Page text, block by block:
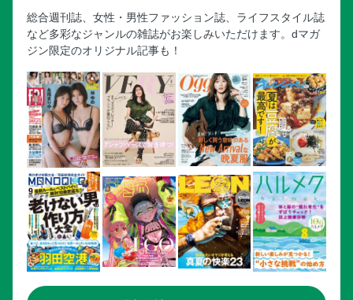
総合週刊誌、女性・男性ファッション誌、ライフスタイル誌
など多彩なジャンルの雑誌がお楽しみいただけます。dマガ
ジン限定のオリジナル記事も！